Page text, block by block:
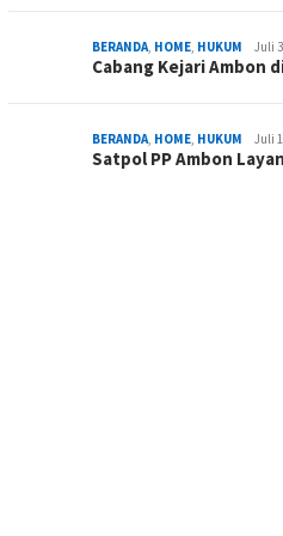
BERANDA, HOME, HUKUM Juli
Cabang Kejari Ambon
BERANDA, HOME, HUKUM Juli
Satpol PP Ambon